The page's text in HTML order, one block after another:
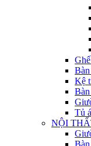
Kệ
Bàn
Tủ
NỘI